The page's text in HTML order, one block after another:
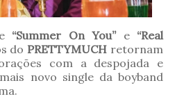
“Summer On You”e “Real
do PRETTYMUCH retornam
com a despojada e
novo single da boyband